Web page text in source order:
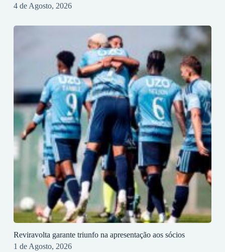
4 de Agosto, 2026
Reviravolta garante triunfo na apresentação aos sócios
1 de Agosto, 2026